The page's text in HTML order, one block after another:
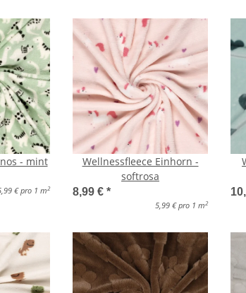
- mint
€ pro 1 m2
Wellnessfleece Einhorn -
softrosa
8,99 € *
5,99 € pro 1 m2